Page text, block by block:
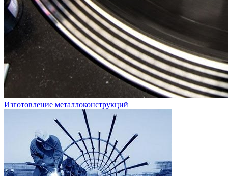
Изготовление металлоконструкций